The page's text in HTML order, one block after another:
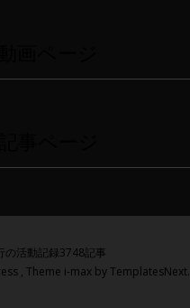
活動記録3748記事
, Theme i-max by TemplatesNext.